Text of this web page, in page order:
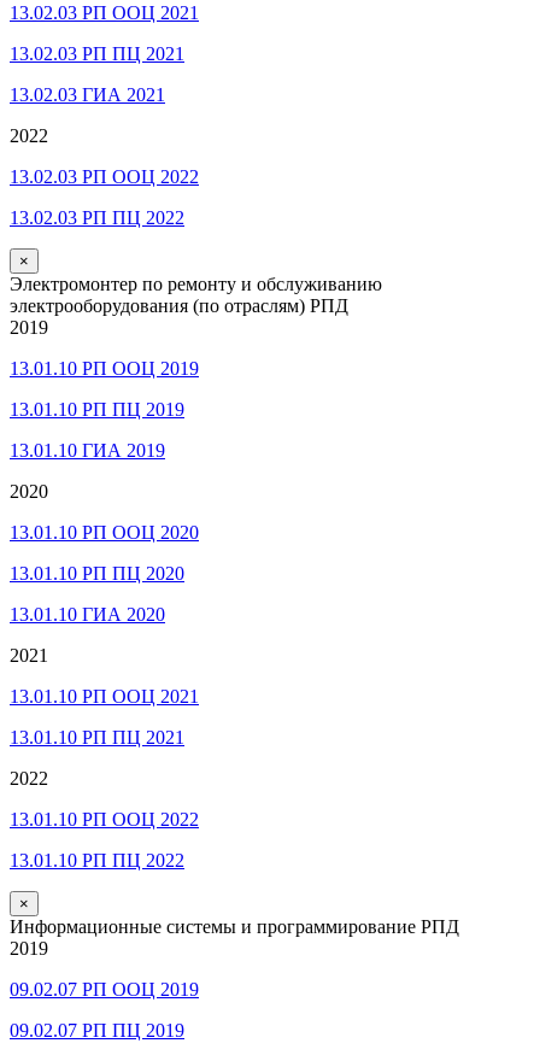
13.02.03 РП ООЦ 2021
13.02.03 РП ПЦ 2021
13.02.03 ГИА 2021
2022
13.02.03 РП ООЦ 2022
13.02.03 РП ПЦ 2022
×
Электромонтер по ремонту и обслуживанию
электрооборудования (по отраслям) РПД
2019
13.01.10 РП ООЦ 2019
13.01.10 РП ПЦ 2019
13.01.10 ГИА 2019
2020
13.01.10 РП ООЦ 2020
13.01.10 РП ПЦ 2020
13.01.10 ГИА 2020
2021
13.01.10 РП ООЦ 2021
13.01.10 РП ПЦ 2021
2022
13.01.10 РП ООЦ 2022
13.01.10 РП ПЦ 2022
×
Информационные системы и программирование РПД
2019
09.02.07 РП ООЦ 2019
09.02.07 РП ПЦ 2019